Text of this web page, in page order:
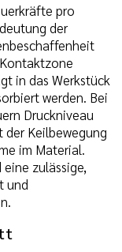
pro
der
in das Werkstück
werden. Bei
Druckniveau
der Keilbewegung
im Material.
zulässige,
und